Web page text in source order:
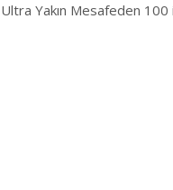
Ultra Yakın Mesafeden